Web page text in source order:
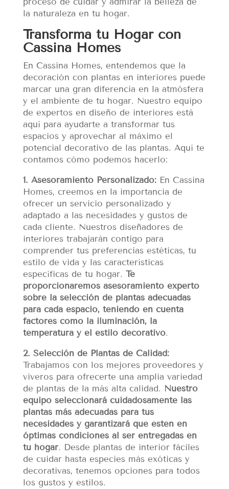
la naturaleza en tu hogar.
Transforma tu Hogar con
Cassina Homes
En Cassina Homes, entendemos que la
decoración con plantas en interiores puede
marcar una gran diferencia en la atmósfera
y el ambiente de tu hogar. Nuestro equipo
de expertos en diseño de interiores está
aquí para ayudarte a transformar tus
espacios y aprovechar al máximo el
potencial decorativo de las plantas. Aquí te
contamos cómo podemos hacerlo:
1. Asesoramiento Personalizado:En Cassina
Homes, creemos en la importancia de
ofrecer un servicio personalizado y
adaptado a las necesidades y gustos de
cada cliente. Nuestros diseñadores de
interiores trabajarán contigo para
comprender tus preferencias estéticas, tu
estilo de vida y las características
específicas de tu hogar. Te
proporcionaremos asesoramiento experto
sobre la selección de plantas adecuadas
para cada espacio, teniendo en cuenta
factores como la iluminación, la
temperatura y el estilo decorativo.
2. Selección de Plantas de Calidad:
Trabajamos con los mejores proveedores y
viveros para ofrecerte una amplia variedad
de plantas de la más alta calidad. Nuestro
equipo seleccionará cuidadosamente las
plantas más adecuadas para tus
necesidades y garantizará que estén en
óptimas condiciones al ser entregadas en
tu hogar. Desde plantas de interior fáciles
de cuidar hasta especies más exóticas y
decorativas, tenemos opciones para todos
los gustos y estilos.